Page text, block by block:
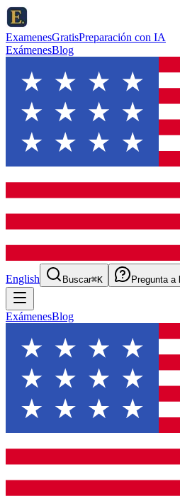
ExamenesGratisPreparación con IA
ExámenesBlog
English Buscar⌘K Pregunta a
ExámenesBlog